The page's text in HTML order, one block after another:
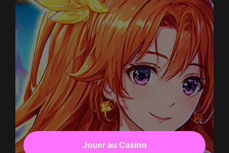
Jouer au Casino